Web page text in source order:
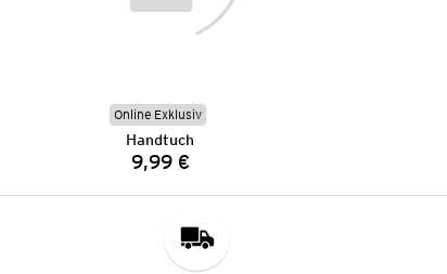
Online Exklusiv
Handtuch
Preis:
9,99 €